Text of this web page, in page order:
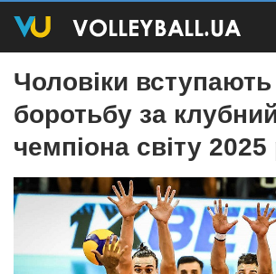
Чоловіки
боротьбу за
чемпіона світу 2025